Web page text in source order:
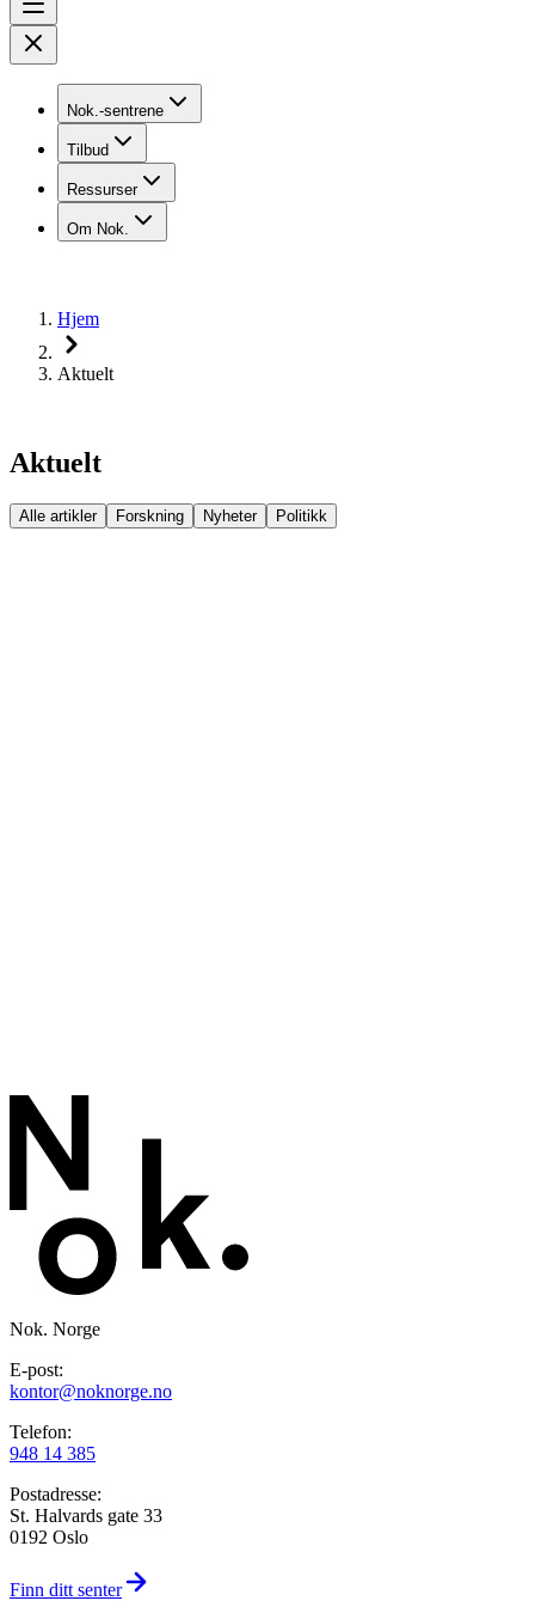
Nok.-sentrene
Tilbud
Ressurser
Om Nok.
Hjem
Aktuelt
Aktuelt
Alle artikler Forskning Nyheter Politikk
Nok. Norge
E-post:
kontor@noknorge.no
Telefon:
948 14 385
Postadresse:
St. Halvards gate 33
0192 Oslo
Finn ditt senter